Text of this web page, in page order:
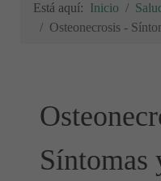
Está aquí: Inicio
Osteonecrosis -
Síntomas